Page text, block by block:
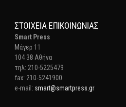
ΣΤΟΙΧΕΊΑ ΕΠΙΚΟΙΝΩΝΊΑΣ
Smart Press
Mάγερ 11
104 38 Αθήνα
τηλ: 210-5225479
fax: 210-5241900
e-mail: smart@smartpress.gr